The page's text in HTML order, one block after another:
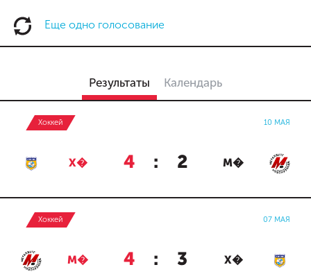
Еще одно голосование
Результаты Календарь
Хоккей 10 МАЯ
Х� 4 : 2 М�
Хоккей 07 МАЯ
М� 4 : 3 Х�